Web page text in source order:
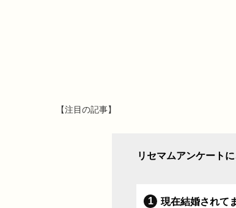
【注目の記事】
リセマムアンケート
現在結婚されて